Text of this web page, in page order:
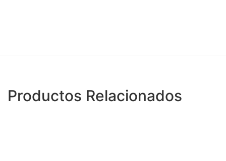
Productos Relacionados